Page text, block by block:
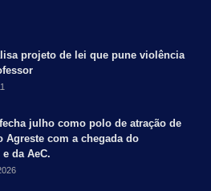
projeto de lei que pune violência
julho como polo de atração de
Agreste com a chegada do
e da AeC.